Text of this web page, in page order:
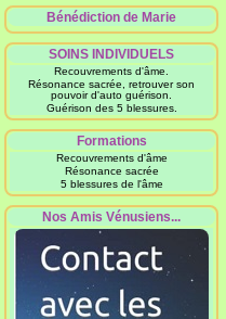
Bénédiction de Marie
SOINS INDIVIDUELS
Recouvrements d'âme.
Résonance sacrée, retrouver son
pouvoir d'auto guérison.
Guérison des 5 blessures.
Formations
Recouvrements d'âme
Résonance sacrée
5 blessures de l'âme
Nos Amis Vénusiens...